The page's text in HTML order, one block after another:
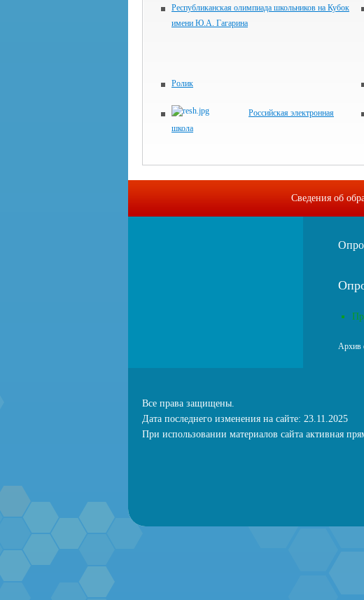
Республиканская олимпиада школьников на Кубок
имени Ю.А. Гагарина
Ролик
Российская электронная
школа
Сведения об
Архив
Все права защищены.
Дата последнего изменения на сайте: 23.11.2025
При использовании материалов сайта активная